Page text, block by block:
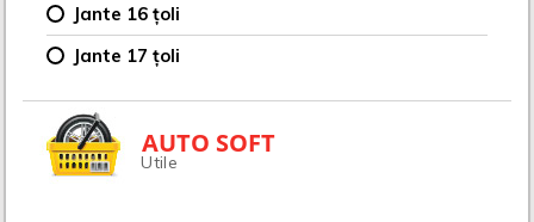
Jante 16 țoli
Jante 17 țoli
AUTO SOFT
Utile